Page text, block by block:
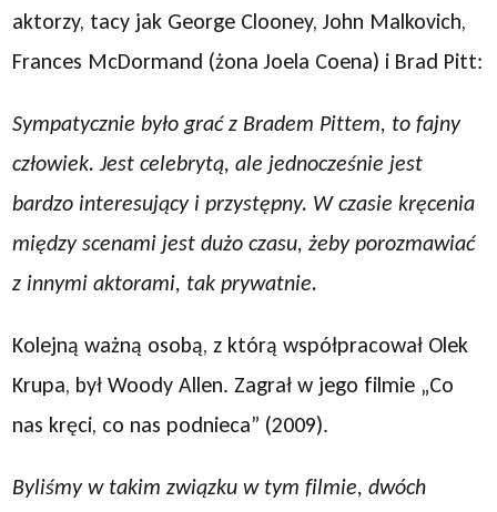
aktorzy, tacy jak George Clooney, John Malkovich,
Frances McDormand (żona Joela Coena) i Brad Pitt:
Sympatycznie było grać z Bradem Pittem, to fajny
człowiek. Jest celebrytą, ale jednocześnie jest
bardzo interesujący i przystępny. W czasie kręcenia
między scenami jest dużo czasu, żeby porozmawiać
z innymi aktorami, tak prywatnie.
Kolejną ważną osobą, z którą współpracował Olek
Krupa, był Woody Allen. Zagrał w jego filmie „Co
nas kręci, co nas podnieca” (2009).
Byliśmy w takim związku w tym filmie, dwóch